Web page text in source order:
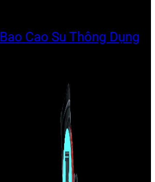
Bao Cao Su Thông Dụng